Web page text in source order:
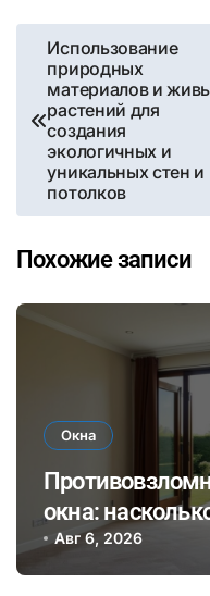
Навигация
записям
Использование
природных
материалов и
растений для
создания
экологичных и
уникальных стен и
потолков
Похожие записи
Окна
окна:
Авг 6, 2026